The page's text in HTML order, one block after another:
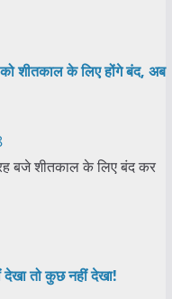
शीतकाल के लिए होंगे बंद, अब
बजे शीतकाल के लिए बंद कर
देखा तो कुछ नहीं देखा!